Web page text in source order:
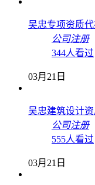
吴忠专项资质
公司注册
344人看过
03月21日
吴忠建筑设计
公司注册
555人看过
03月21日